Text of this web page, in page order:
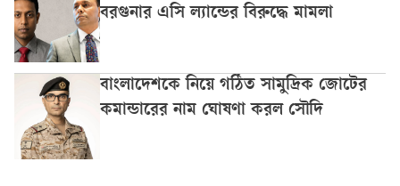
বরগুনার এসি ল্যান্ডের বিরুদ্ধে মামলা
বাংলাদেশকে নিয়ে গঠিত সামুদ্রিক জোটের
কমান্ডারের নাম ঘোষণা করল সৌদি